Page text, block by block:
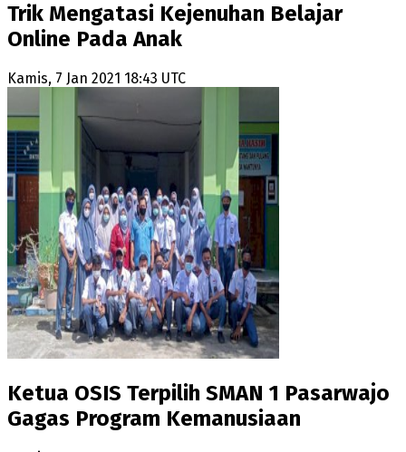
Trik Mengatasi Kejenuhan Belajar
Online Pada Anak
Kamis, 7 Jan 2021 18:43 UTC
Ketua OSIS Terpilih SMAN 1 Pasarwajo
Gagas Program Kemanusiaan